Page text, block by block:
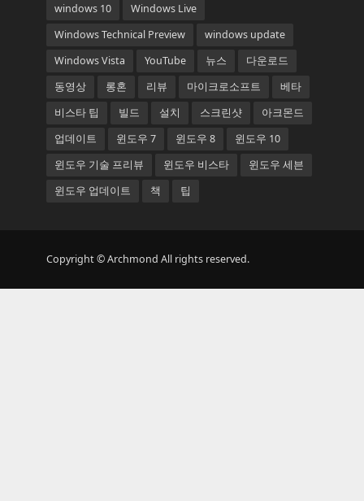
windows 10
Windows Live
Windows Technical Preview
windows update
Windows Vista
YouTube 뉴스
다운로드
동영상
롱혼 리뷰 마이크로소프트
베타
비스타 팁
빌드 설치 스크린샷
아크몬드
업데이트
윈도우 7 윈도우 8
윈도우 10
윈도우 기술 프리뷰
윈도우 비스타
윈도우 세븐
윈도우 업데이트
책 팁
Copyright © Archmond All rights reserved.